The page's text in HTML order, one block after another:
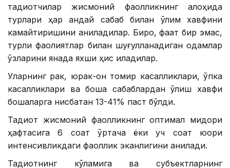
тадқиқотчилар жисмоний фаолликнинг алоҳида
турлари ҳар қандай сабаб билан ўлим хавфини
камайтиришини аниқладилар. Бироқ, фақат бир эмас,
турли фаолиятлар билан шуғулланадиган одамлар
ўзларини янада яхши ҳис қиладилар.
Уларнинг рак, юрак-қон томир касалликлари, ўпка
касалликлари ва бошқа сабаблардан ўлиш хавфи
бошқаларга нисбатан 13-41% паст бўлди.
Тадқиқот жисмоний фаолликнинг оптимал миқдори
ҳафтасига 6 соат ўртача ёки уч соат юқори
интенсивликдаги фаоллик эканлигини аниқлади.
Тадқиқотнинг кўламига ва субъектларнинг